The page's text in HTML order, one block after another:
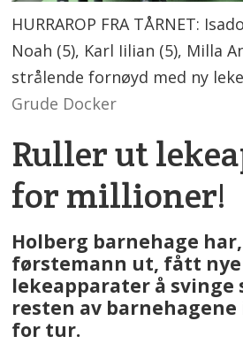
HURRAROP FRA TÅRNET:
Noah (5), Karl Iilian (5), Milla
strålende fornøyd med ny
Grude Docker
Ruller ut
for millioner!
Holberg barnehage
førstemann ut, fått nye
lekeapparater å svinge
resten av
for tur.